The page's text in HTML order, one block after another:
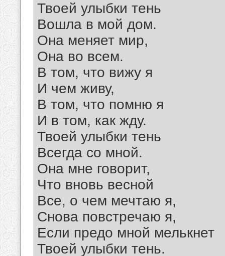
Твоей улыбки тень
Вошла в мой дом.
Она меняет мир,
Она во всем.
В том, что вижу я
И чем живу,
В том, что помню я
И в том, как жду.
Твоей улыбки тень
Всегда со мной.
Она мне говорит,
Что вновь весной
Все, о чем мечтаю я,
Снова повстречаю я,
Если предо мной мелькнет
Твоей улыбки тень.